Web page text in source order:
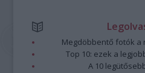
Megdöbbentő fotók
Top 10: ezek a
A 10